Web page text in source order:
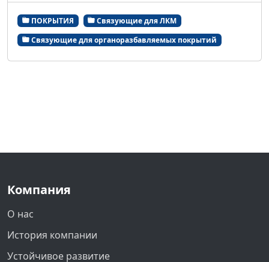
ПОКРЫТИЯ
Связующие для ЛКМ
Связующие для органоразбавляемых покрытий
Компания
О нас
История компании
Устойчивое развитие